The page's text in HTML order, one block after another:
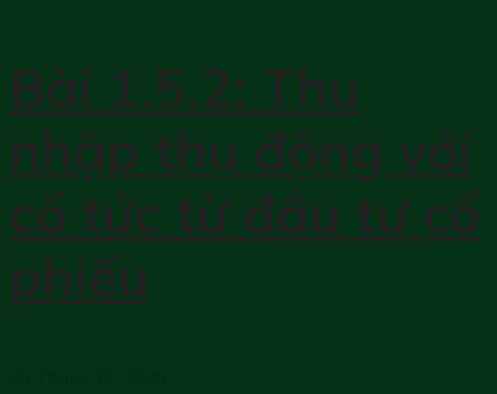
Bài 1.5.2: Thu
nhập thụ động với
cổ tức từ đầu tư cổ
phiếu